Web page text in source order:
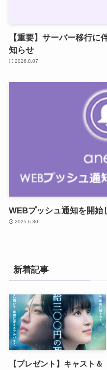
【重要】サーバー移行に
知らせ
2026.8.07
WEBプッシュ通知を開始
2025.6.30
新着記事
【プレゼント】キャスト＆